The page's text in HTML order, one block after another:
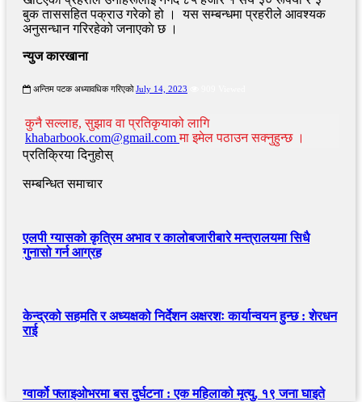
बुक ताससहित पक्राउ गरेको हो । यस सम्बन्धमा प्रहरीले आवश्यक
अनुसन्धान गरिरहेको जनाएकाे छ ।
न्युज कारखाना
अन्तिम पटक अध्यावधिक गरिएको July 14, 2023
कुनै सल्लाह, सुझाव वा प्रतिकृयाको लागि
khabarbook.com@gmail.comमा इमेल पठाउन सक्नुहुन्छ ।
प्रतिक्रिया दिनुहोस्
सम्बन्धित समाचार
एलपी ग्यासको कृत्रिम अभाव र कालोबजारीबारे मन्त्रालयमा सिधै
गुनासो गर्न आग्रह
केन्द्रको सहमति र अध्यक्षको निर्देशन अक्षरशः कार्यान्वयन हुन्छ : शेरधन
राई
ग्वार्को फ्लाइओभरमा बस दुर्घटना : एक महिलाको मृत्यु, १९ जना घाइते